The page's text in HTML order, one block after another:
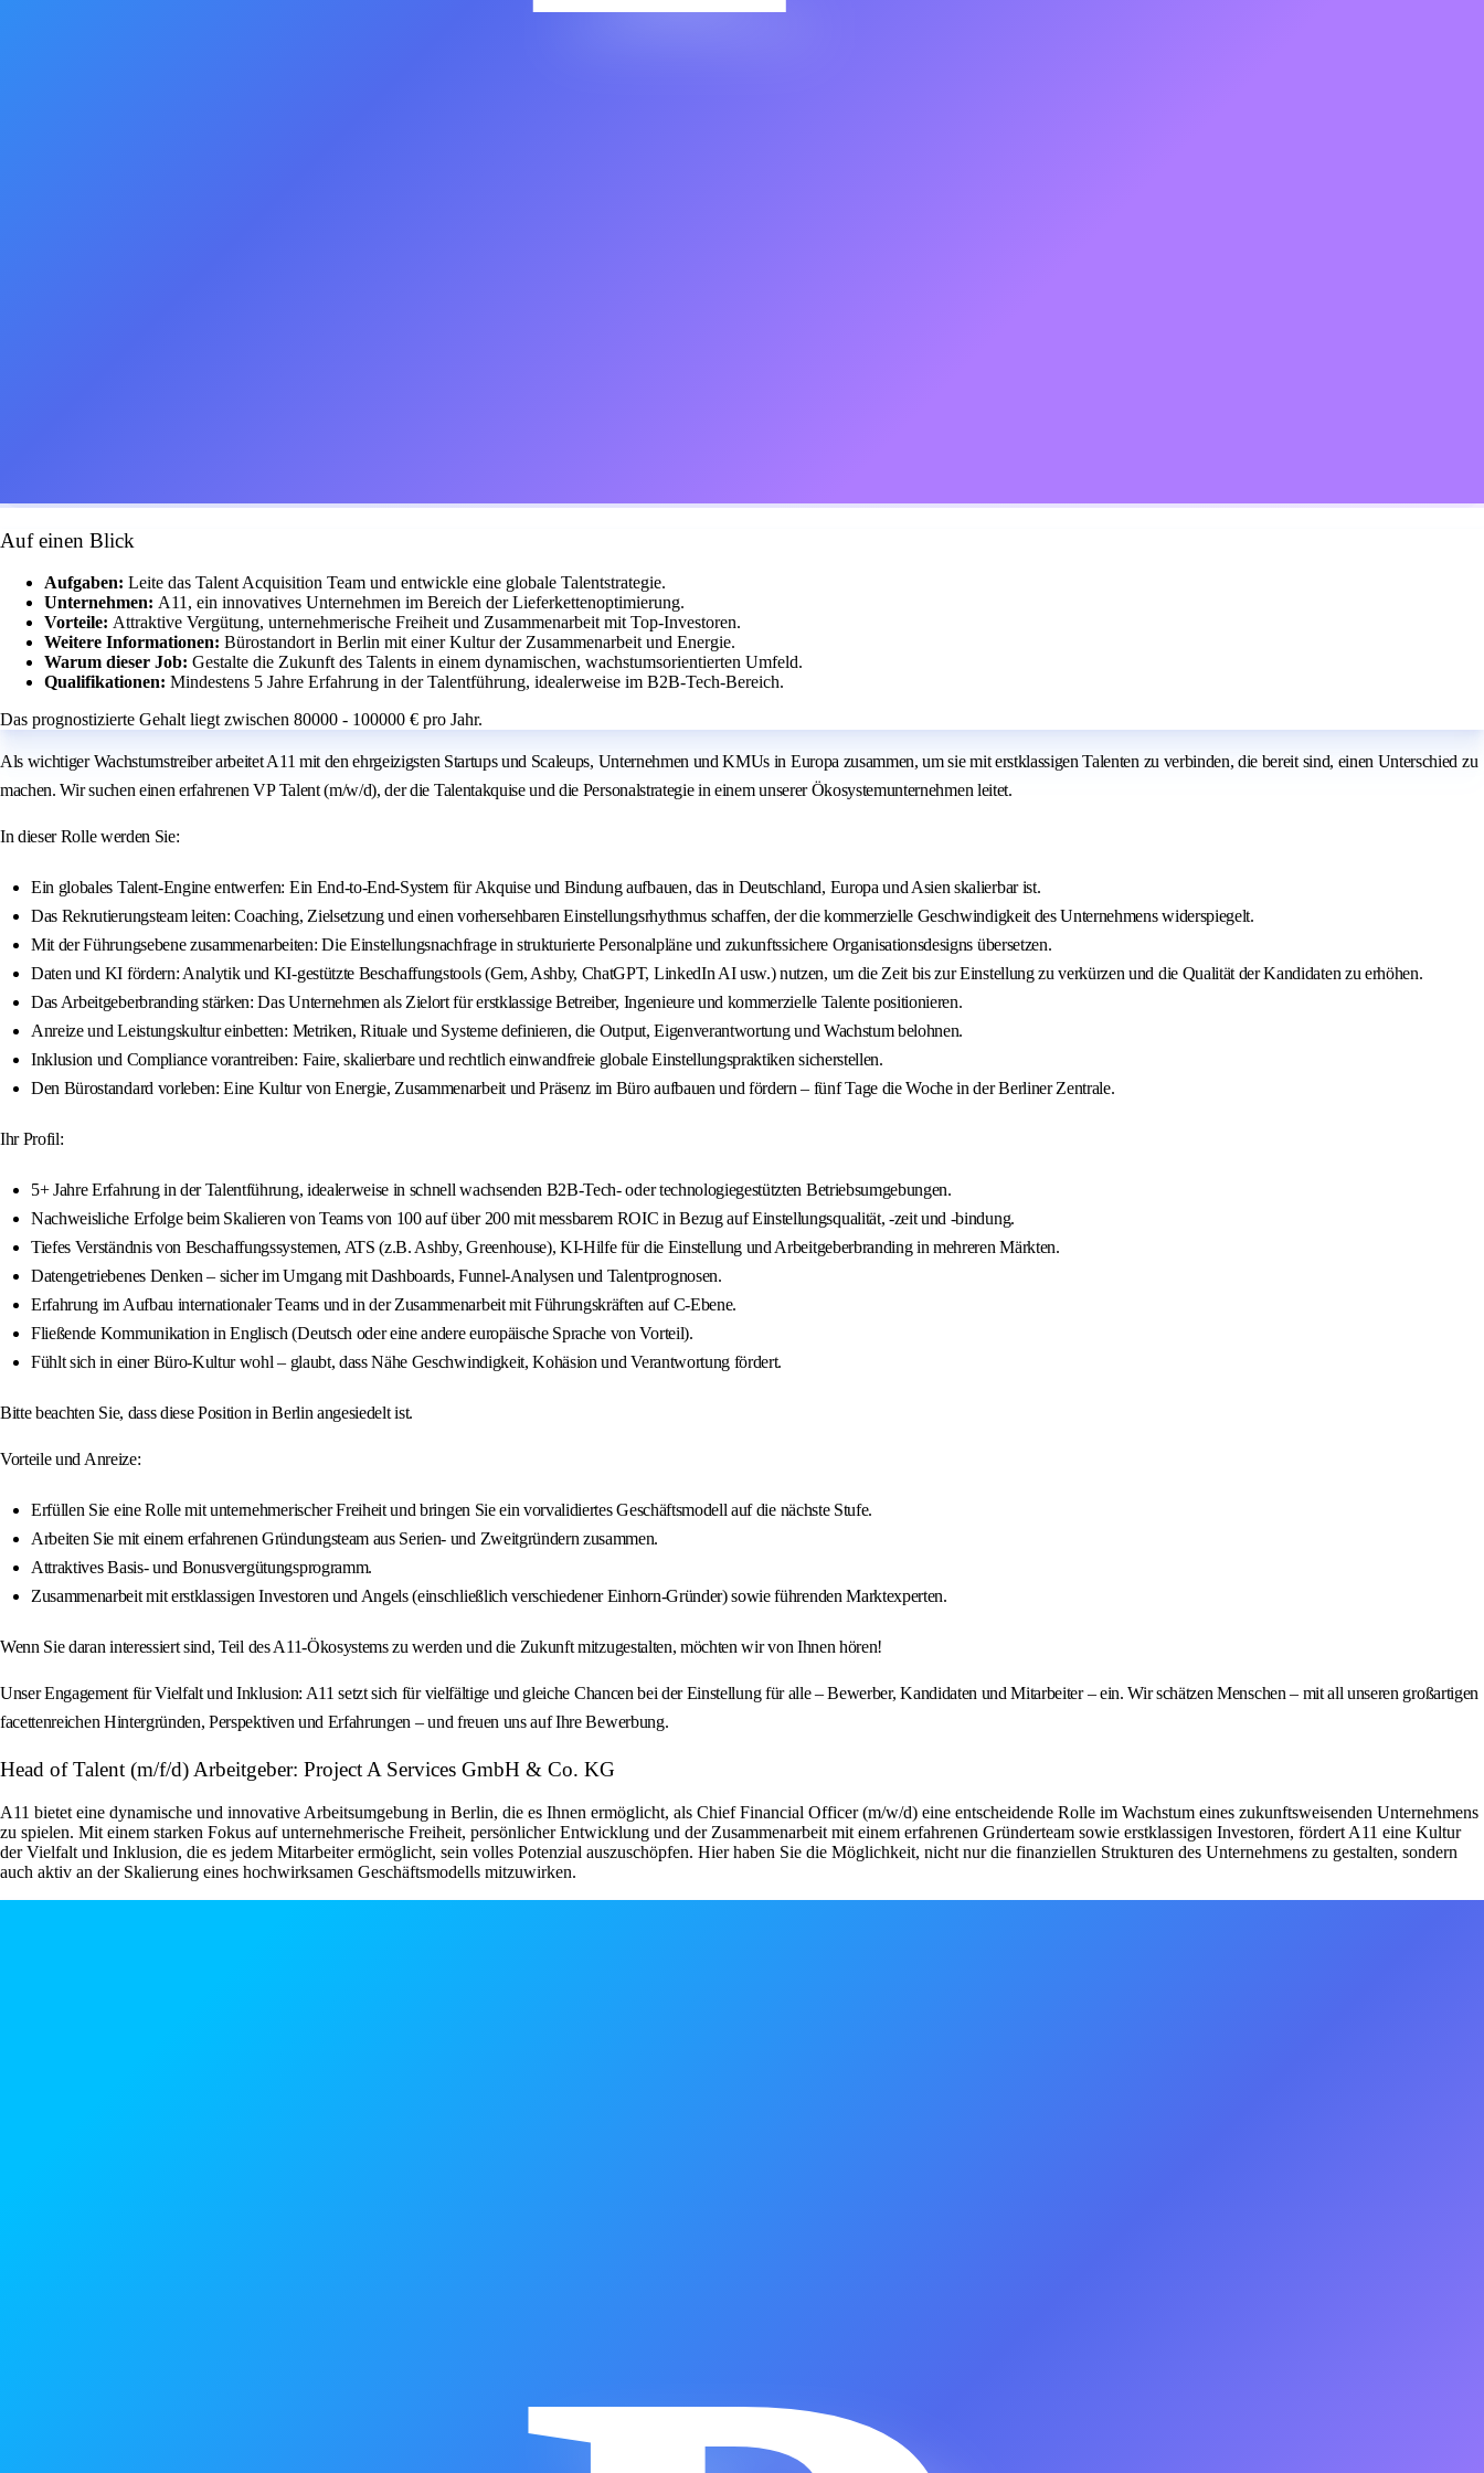
Auf einen Blick
Aufgaben: Leite das Talent Acquisition Team und entwickle eine globale Talentstrategie.
Unternehmen: A11, ein innovatives Unternehmen im Bereich der Lieferkettenoptimierung.
Vorteile: Attraktive Vergütung, unternehmerische Freiheit und Zusammenarbeit mit Top-Investoren.
Weitere Informationen: Bürostandort in Berlin mit einer Kultur der Zusammenarbeit und Energie.
Warum dieser Job: Gestalte die Zukunft des Talents in einem dynamischen, wachstumsorientierten Umfeld.
Qualifikationen: Mindestens 5 Jahre Erfahrung in der Talentführung, idealerweise im B2B-Tech-Bereich.
Das prognostizierte Gehalt liegt zwischen 80000 - 100000 € pro Jahr.
Als wichtiger Wachstumstreiber arbeitet A11 mit den ehrgeizigsten Startups und Scaleups, Unternehmen und KMUs in Europa zusammen, um sie mit erstklassigen Talenten zu verbinden, die bereit sind, einen Unterschied zu
machen. Wir suchen einen erfahrenen VP Talent (m/w/d), der die Talentakquise und die Personalstrategie in einem unserer Ökosystemunternehmen leitet.
In dieser Rolle werden Sie:
Ein globales Talent-Engine entwerfen: Ein End-to-End-System für Akquise und Bindung aufbauen, das in Deutschland, Europa und Asien skalierbar ist.
Das Rekrutierungsteam leiten: Coaching, Zielsetzung und einen vorhersehbaren Einstellungsrhythmus schaffen, der die kommerzielle Geschwindigkeit des Unternehmens widerspiegelt.
Mit der Führungsebene zusammenarbeiten: Die Einstellungsnachfrage in strukturierte Personalpläne und zukunftssichere Organisationsdesigns übersetzen.
Daten und KI fördern: Analytik und KI-gestützte Beschaffungstools (Gem, Ashby, ChatGPT, LinkedIn AI usw.) nutzen, um die Zeit bis zur Einstellung zu verkürzen und die Qualität der Kandidaten zu erhöhen.
Das Arbeitgeberbranding stärken: Das Unternehmen als Zielort für erstklassige Betreiber, Ingenieure und kommerzielle Talente positionieren.
Anreize und Leistungskultur einbetten: Metriken, Rituale und Systeme definieren, die Output, Eigenverantwortung und Wachstum belohnen.
Inklusion und Compliance vorantreiben: Faire, skalierbare und rechtlich einwandfreie globale Einstellungspraktiken sicherstellen.
Den Bürostandard vorleben: Eine Kultur von Energie, Zusammenarbeit und Präsenz im Büro aufbauen und fördern – fünf Tage die Woche in der Berliner Zentrale.
Ihr Profil:
5+ Jahre Erfahrung in der Talentführung, idealerweise in schnell wachsenden B2B-Tech- oder technologiegestützten Betriebsumgebungen.
Nachweisliche Erfolge beim Skalieren von Teams von 100 auf über 200 mit messbarem ROIC in Bezug auf Einstellungsqualität, -zeit und -bindung.
Tiefes Verständnis von Beschaffungssystemen, ATS (z.B. Ashby, Greenhouse), KI-Hilfe für die Einstellung und Arbeitgeberbranding in mehreren Märkten.
Datengetriebenes Denken – sicher im Umgang mit Dashboards, Funnel-Analysen und Talentprognosen.
Erfahrung im Aufbau internationaler Teams und in der Zusammenarbeit mit Führungskräften auf C-Ebene.
Fließende Kommunikation in Englisch (Deutsch oder eine andere europäische Sprache von Vorteil).
Fühlt sich in einer Büro-Kultur wohl – glaubt, dass Nähe Geschwindigkeit, Kohäsion und Verantwortung fördert.
Bitte beachten Sie, dass diese Position in Berlin angesiedelt ist.
Vorteile und Anreize:
Erfüllen Sie eine Rolle mit unternehmerischer Freiheit und bringen Sie ein vorvalidiertes Geschäftsmodell auf die nächste Stufe.
Arbeiten Sie mit einem erfahrenen Gründungsteam aus Serien- und Zweitgründern zusammen.
Attraktives Basis- und Bonusvergütungsprogramm.
Zusammenarbeit mit erstklassigen Investoren und Angels (einschließlich verschiedener Einhorn-Gründer) sowie führenden Marktexperten.
Wenn Sie daran interessiert sind, Teil des A11-Ökosystems zu werden und die Zukunft mitzugestalten, möchten wir von Ihnen hören!
Unser Engagement für Vielfalt und Inklusion: A11 setzt sich für vielfältige und gleiche Chancen bei der Einstellung für alle – Bewerber, Kandidaten und Mitarbeiter – ein. Wir schätzen Menschen – mit all unseren großartigen
facettenreichen Hintergründen, Perspektiven und Erfahrungen – und freuen uns auf Ihre Bewerbung.
Head of Talent (m/f/d) Arbeitgeber: Project A Services GmbH & Co. KG
A11 bietet eine dynamische und innovative Arbeitsumgebung in Berlin, die es Ihnen ermöglicht, als Chief Financial Officer (m/w/d) eine entscheidende Rolle im Wachstum eines zukunftsweisenden Unternehmens
zu spielen. Mit einem starken Fokus auf unternehmerische Freiheit, persönlicher Entwicklung und der Zusammenarbeit mit einem erfahrenen Gründerteam sowie erstklassigen Investoren, fördert A11 eine Kultur
der Vielfalt und Inklusion, die es jedem Mitarbeiter ermöglicht, sein volles Potenzial auszuschöpfen. Hier haben Sie die Möglichkeit, nicht nur die finanziellen Strukturen des Unternehmens zu gestalten, sondern
auch aktiv an der Skalierung eines hochwirksamen Geschäftsmodells mitzuwirken.